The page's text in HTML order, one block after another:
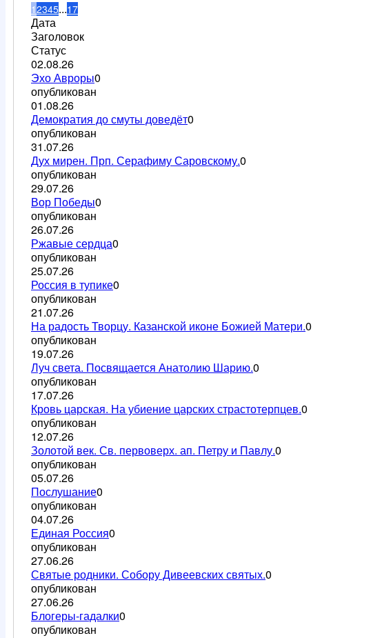
12345...17
Дата
Заголовок
Статус
02.08.26
Эхо Авроры0
опубликован
01.08.26
Демократия до смуты доведёт0
опубликован
31.07.26
Дух мирен. Прп. Серафиму Саровскому.0
опубликован
29.07.26
Вор Победы0
опубликован
26.07.26
Ржавые сердца0
опубликован
25.07.26
Россия в тупике0
опубликован
21.07.26
На радость Творцу. Казанской иконе Божией Матери.0
опубликован
19.07.26
Луч света. Посвящается Анатолию Шарию.0
опубликован
17.07.26
Кровь царская. На убиение царских страстотерпцев.0
опубликован
12.07.26
Золотой век. Св. первоверх. ап. Петру и Павлу.0
опубликован
05.07.26
Послушание0
опубликован
04.07.26
Единая Россия0
опубликован
27.06.26
Святые родники. Собору Дивеевских святых.0
опубликован
27.06.26
Блогеры-гадалки0
опубликован